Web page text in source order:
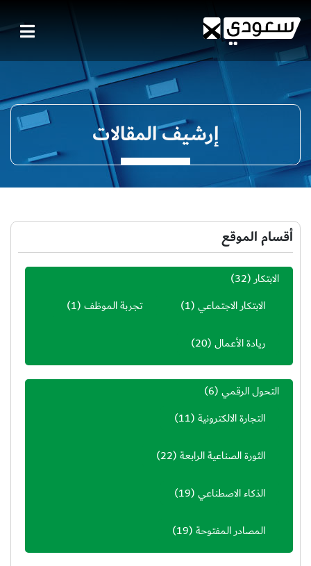
إرشيف المقالات
أقسام الموقع
الابتكار(32)
الابتكار الاجتماعي(1) تجربة الموظف(1)
ريادة الأعمال(20)
التحول الرقمي(6)
التجارة الالكترونية(11)
الثورة الصناعية الرابعة(22)
الذكاء الاصطناعي(19)
المصادر المفتوحة(19)